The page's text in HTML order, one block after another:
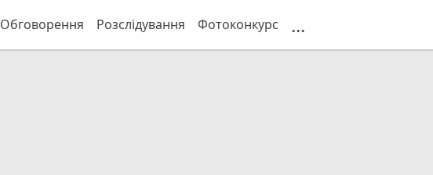
Обговорення Розслідування Фотоконкурс ...